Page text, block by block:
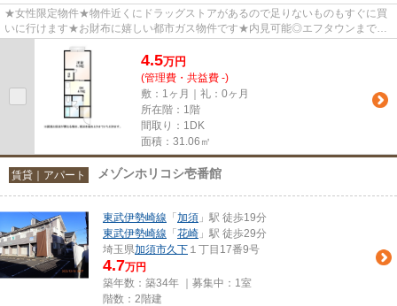
★女性限定物件★物件近くにドラッグストアがあるので足りないものもすぐに買
いに行けます★お財布に嬉しい都市ガス物件です★内見可能◎エフタウンまでお
4.5万円
(管理費・共益費 -)
敷：1ヶ月｜礼：0ヶ月
所在階：1階
間取り：1DK
面積：31.06㎡
賃貸｜アパート メゾンホリコシ壱番館
東武伊勢崎線 「 加須 」駅 徒歩19分
東武伊勢崎線 「 花崎 」駅 徒歩29分
埼玉県加須市久下 １丁目17番9号
4.7万円
築年数：築34年 ｜募集中： 1室
階数：2階建